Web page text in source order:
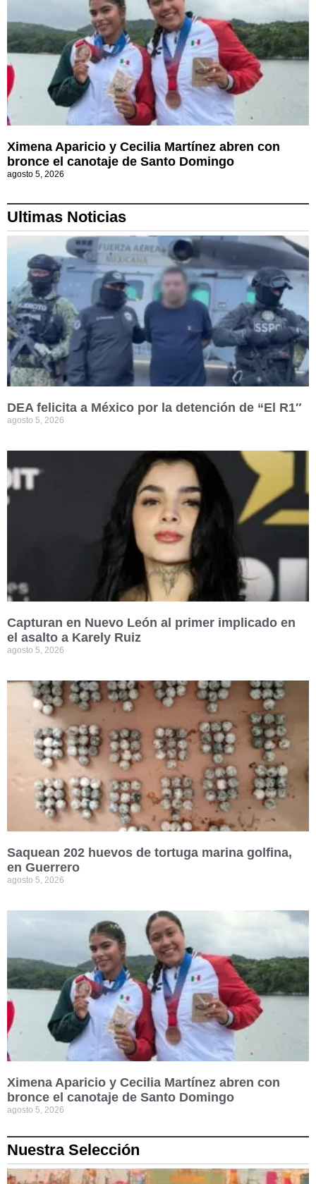
Ximena Aparicio y Cecilia Martínez abren con
bronce el canotaje de Santo Domingo
agosto 5, 2026
Ultimas Noticias
DEA felicita a México por la detención de “El R1″
agosto 5, 2026
Capturan en Nuevo León al primer implicado en
el asalto a Karely Ruiz
agosto 5, 2026
Saquean 202 huevos de tortuga marina golfina,
en Guerrero
agosto 5, 2026
Ximena Aparicio y Cecilia Martínez abren con
bronce el canotaje de Santo Domingo
agosto 5, 2026
Nuestra Selección